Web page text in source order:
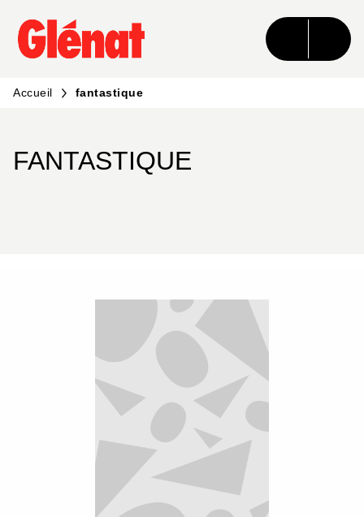
MENU RECHERCHE CONTENU
PIED DE PAGE
Accueil fantastique
FANTASTIQUE